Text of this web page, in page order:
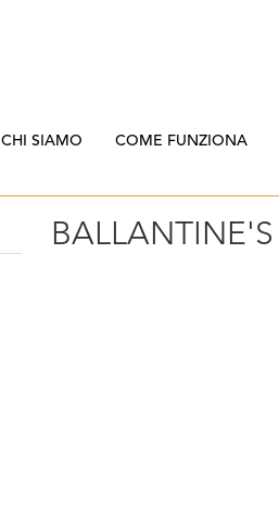
CHI SIAMO COME FUNZIONA
BALLANTINE'S